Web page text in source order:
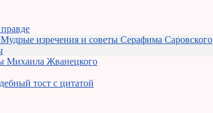
Мудрые изречения и советы Серафима Саровского
Михаила Жванецкого
тост с цитатой